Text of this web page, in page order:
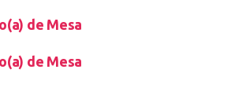
de Mesa
de Mesa